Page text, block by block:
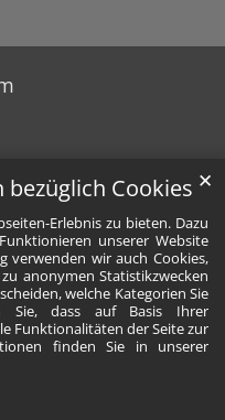
Cookies
Erlebnis zu bieten. Dazu
unserer Website
verwenden wir auch Cookies,
anonymen Statistikzwecken
welche Kategorien Sie
Sie, dass auf Basis Ihrer
Funktionalitäten der Seite zur
finden Sie in unserer
✕